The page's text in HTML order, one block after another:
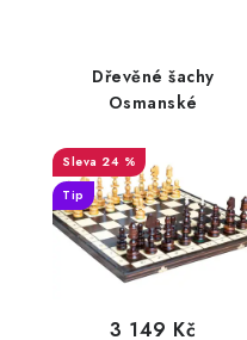
Dřevěné šachy
Osmanské
24 %
Tip
3 149 Kč